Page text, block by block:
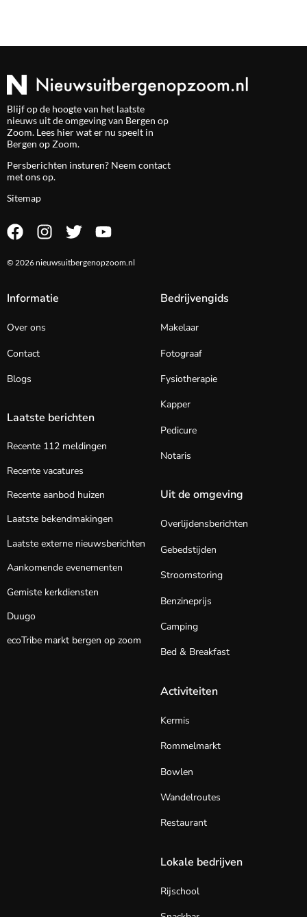
Blijf op de hoogte van het laatste
nieuws uit de omgeving van Bergen op
Zoom. Lees hier wat er nu speelt in
Bergen op Zoom.
Persberichten insturen? Neem contact
met ons op.
Sitemap
© 2026 nieuwsuitbergenopzoom.nl
Informatie
Over ons
Contact
Blogs
Laatste berichten
Recente 112 meldingen
Recente vacatures
Recente aanbod huizen
Laatste bekendmakingen
Laatste externe nieuwsberichten
Aankomende evenementen
Gemiste kerkdiensten
Duugo
ecoTribe markt bergen op zoom
Bedrijvengids
Makelaar
Fotograaf
Fysiotherapie
Kapper
Pedicure
Notaris
Uit de omgeving
Overlijdensberichten
Gebedstijden
Stroomstoring
Benzineprijs
Camping
Bed & Breakfast
Activiteiten
Kermis
Rommelmarkt
Bowlen
Wandelroutes
Restaurant
Lokale bedrijven
Rijschool